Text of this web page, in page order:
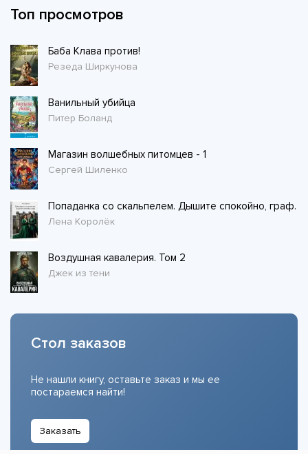
Топ просмотров
Баба Клава против!
Резеда Ширкунова
Ванильный убийца
Питер Боланд
Магазин волшебных питомцев - 1
Сергей Шиленко
Попаданка со скальпелем. Дышите спокойно, граф.
Лена Королёк
Воздушная кавалерия. Том 2
Джек из тени
Стол заказов
Не нашли книгу, оставьте заказ и мы ее
постараемся найти!
Заказать